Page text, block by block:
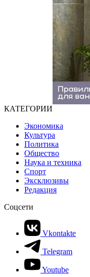
КАТЕГОРИИ
Экономика
Культура
Политика
Общество
Наука и техника
Спорт
Эксклюзивы
Редакция
Соцсети
Vkontakte
Telegram
Youtube